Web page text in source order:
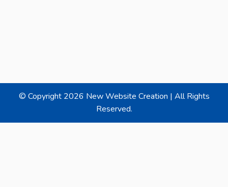
© Copyright 2026 New Website Creation | All Rights
Reserved.